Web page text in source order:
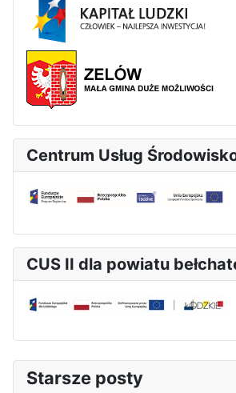
Centrum Usług
CUS II dla powiatu
Starsze posty